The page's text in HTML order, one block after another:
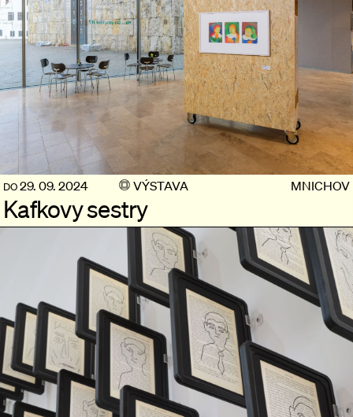
DO29. 09. 2024 VÝSTAVA MNICHOV
Kafkovy sestry